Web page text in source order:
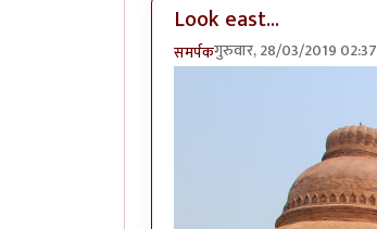
Look east...
समर्पकगुरुवार, 28/03/2019 02:37